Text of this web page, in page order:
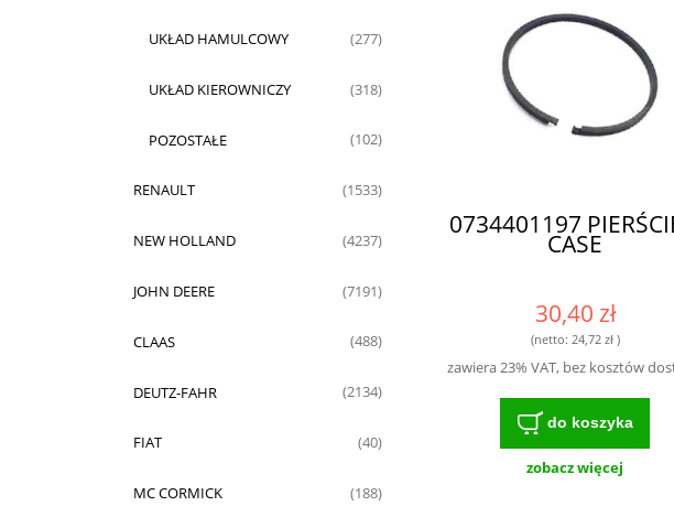
UKŁAD HAMULCOWY (277)
UKŁAD KIEROWNICZY (318)
POZOSTAŁE (102)
RENAULT (1533)
NEW HOLLAND (4237)
JOHN DEERE (7191)
CLAAS (488)
DEUTZ-FAHR (2134)
FIAT (40)
MC CORMICK (188)
0734401197
CASE
30,40 zł
(netto: 24,72 zł)
zawiera 23% VAT, bez kosztów
do koszyka
zobacz więcej